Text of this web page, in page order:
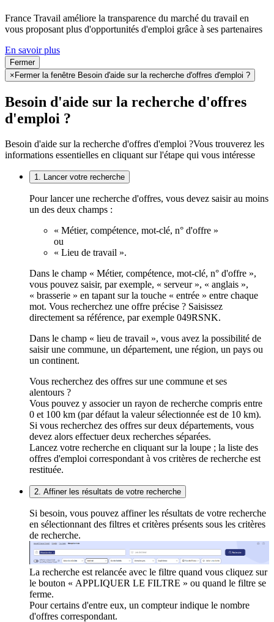
France Travail améliore la transparence du marché du travail en
vous proposant plus d'opportunités d'emploi grâce à ses partenaires
En savoir plus
Fermer
×Fermer la fenêtre Besoin d'aide sur la recherche d'offres d'emploi ?
Besoin d'aide sur la recherche d'offres
d'emploi ?
Besoin d'aide sur la recherche d'offres d'emploi ?Vous trouverez les
informations essentielles en cliquant sur l'étape qui vous intéresse
1. Lancer votre recherche
Pour lancer une recherche d'offres, vous devez saisir au moins
un des deux champs :
« Métier, compétence, mot-clé, n° d'offre »
ou
« Lieu de travail ».
Dans le champ « Métier, compétence, mot-clé, n° d'offre »,
vous pouvez saisir, par exemple, « serveur », « anglais »,
« brasserie » en tapant sur la touche « entrée » entre chaque
mot. Vous recherchez une offre précise ? Saisissez
directement sa référence, par exemple 049RSNK.
Dans le champ « lieu de travail », vous avez la possibilité de
saisir une commune, un département, une région, un pays ou
un continent.
Vous recherchez des offres sur une commune et ses
alentours ?
Vous pouvez y associer un rayon de recherche compris entre
0 et 100 km (par défaut la valeur sélectionnée est de 10 km).
Si vous recherchez des offres sur deux départements, vous
devez alors effectuer deux recherches séparées.
Lancez votre recherche en cliquant sur la loupe ; la liste des
offres d'emploi correspondant à vos critères de recherche est
restituée.
2. Affiner les résultats de votre recherche
Si besoin, vous pouvez affiner les résultats de votre recherche
en sélectionnant des filtres et critères présents sous les critères
de recherche.
La recherche est relancée avec le filtre quand vous cliquez sur
le bouton « APPLIQUER LE FILTRE » ou quand le filtre se
ferme.
Pour certains d'entre eux, un compteur indique le nombre
d'offres correspondant.